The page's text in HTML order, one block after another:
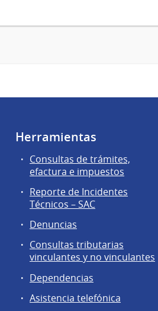
Herramientas
Consultas de trámites,
efactura e impuestos
Reporte de Incidentes
Técnicos – SAC
Denuncias
Consultas tributarias
vinculantes y no vinculantes
Dependencias
Asistencia telefónica